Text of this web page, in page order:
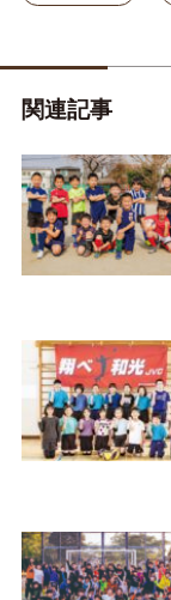
関連記事